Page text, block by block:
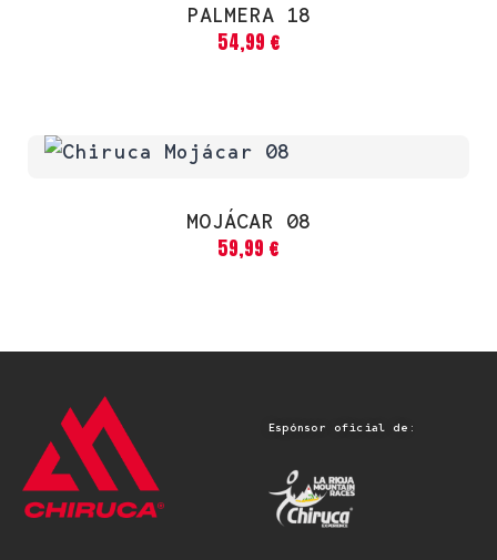
PALMERA 18
54,99 €
MOJÁCAR 08
59,99 €
Espónsor oficial de: